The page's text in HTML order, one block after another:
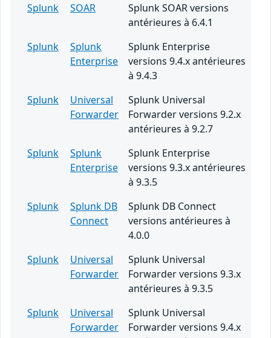
Splunk
SOAR
Splunk SOAR versions
antérieures à 6.4.1
Splunk
Splunk
Enterprise
Splunk Enterprise
versions 9.4.x antérieures
à 9.4.3
Splunk
Universal
Forwarder
Splunk Universal
Forwarder versions 9.2.x
antérieures à 9.2.7
Splunk
Splunk
Enterprise
Splunk Enterprise
versions 9.3.x antérieures
à 9.3.5
Splunk
Splunk DB
Connect
Splunk DB Connect
versions antérieures à
4.0.0
Splunk
Universal
Forwarder
Splunk Universal
Forwarder versions 9.3.x
antérieures à 9.3.5
Splunk
Universal
Forwarder
Splunk Universal
Forwarder versions 9.4.x